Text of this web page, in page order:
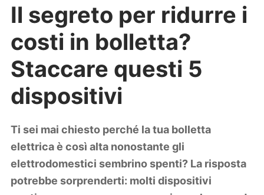
News
Cinema e TV
Casa & Giardino
Arredamento
Piante e fiori
DIY
Lifestyle
Viaggi
Il segreto per ridurre i
costi in bolletta?
Staccare questi 5
dispositivi
Ti sei mai chiesto perché la tua bolletta
elettrica è così alta nonostante gli
elettrodomestici sembrino spenti? La risposta
potrebbe sorprenderti: molti dispositivi